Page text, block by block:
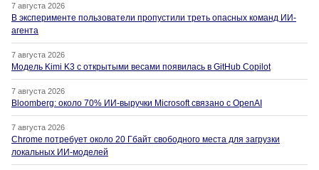
7 августа 2026
В эксперименте пользователи пропустили треть опасных команд ИИ-
агента
7 августа 2026
Модель Kimi K3 с открытыми весами появилась в GitHub Copilot
7 августа 2026
Bloomberg: около 70% ИИ-выручки Microsoft связано с OpenAI
7 августа 2026
Chrome потребует около 20 Гбайт свободного места для загрузки
локальных ИИ-моделей